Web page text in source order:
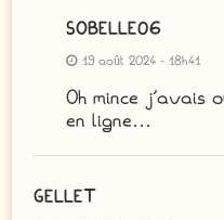
SOBELLE06
19 août 2024 - 18h41
Oh mince j’avais
en ligne…
GELLET